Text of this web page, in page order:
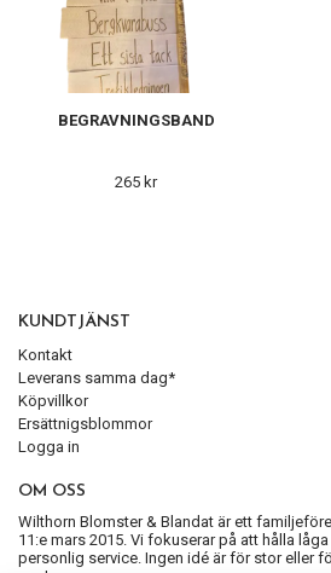
BEGRAVNINGSBAND
265 kr
KUNDTJÄNST
Kontakt
Leverans samma dag*
Köpvillkor
Ersättnigsblommor
Logga in
OM OSS
Wilthorn Blomster & Blandat är ett
11:e mars 2015. Vi fokuserar på att hålla
personlig service. Ingen idé är för stor eller